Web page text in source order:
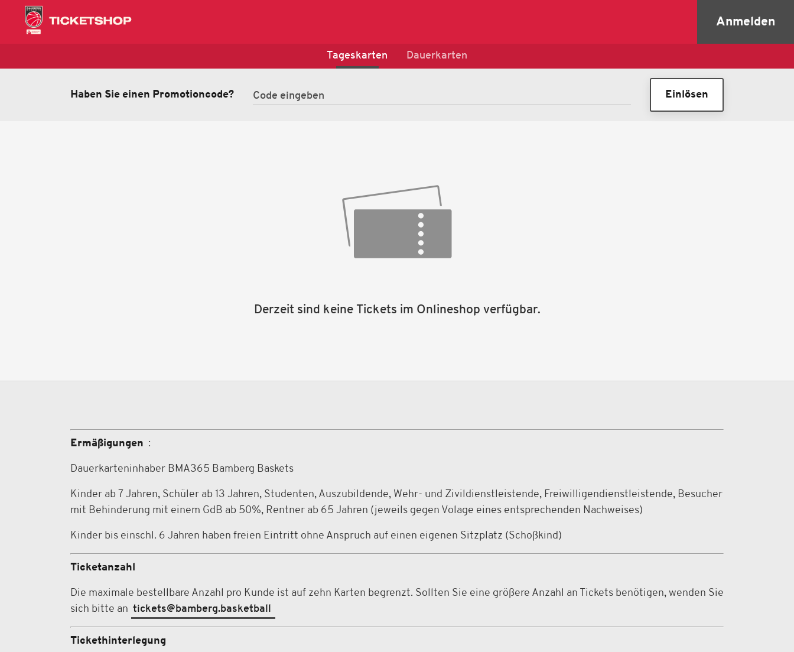
Anmelden
Tageskarten Dauerkarten
Haben Sie einen Promotioncode? Einlösen
Derzeit sind keine Tickets im Onlineshop verfügbar.
Ermäßigungen :
Dauerkarteninhaber BMA365 Bamberg Baskets
Kinder ab 7 Jahren, Schüler ab 13 Jahren, Studenten, Auszubildende, Wehr- und Zivildienstleistende, Freiwilligendienstleistende, Besucher
mit Behinderung mit einem GdB ab 50%, Rentner ab 65 Jahren (jeweils gegen Volage eines entsprechenden Nachweises)
Kinder bis einschl. 6 Jahren haben freien Eintritt ohne Anspruch auf einen eigenen Sitzplatz (Schoßkind)
Ticketanzahl
Die maximale bestellbare Anzahl pro Kunde ist auf zehn Karten begrenzt. Sollten Sie eine größere Anzahl an Tickets benötigen, wenden Sie
sich bitte an tickets@bamberg.basketball
Tickethinterlegung